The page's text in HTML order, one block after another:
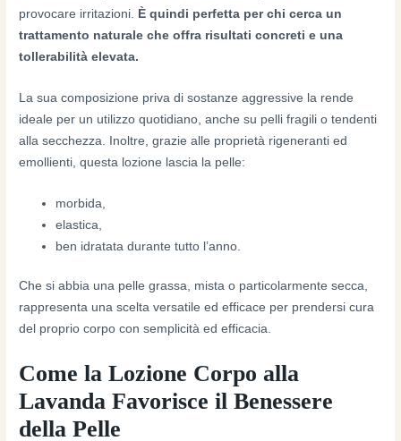
provocare irritazioni.
È quindi perfetta per chi cerca un
trattamento naturale che offra risultati concreti e una
tollerabilità elevata.
La sua composizione priva di sostanze aggressive la rende
ideale per un utilizzo quotidiano, anche su pelli fragili o tendenti
alla secchezza. Inoltre, grazie alle proprietà rigeneranti ed
emollienti, questa lozione lascia la pelle:
morbida,
elastica,
ben idratata durante tutto l’anno.
Che si abbia una pelle grassa, mista o particolarmente secca,
rappresenta una scelta versatile ed efficace per prendersi cura
del proprio corpo con semplicità ed efficacia.
Come la Lozione Corpo alla
Lavanda Favorisce il Benessere
della Pelle